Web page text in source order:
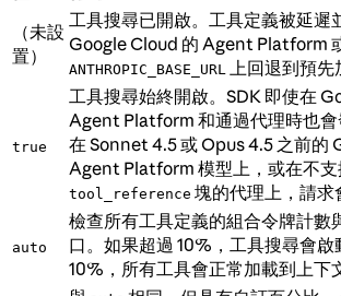
（未設
置）
工具搜尋已開啟。工具定義被延遲
Google Cloud 的 Agent Platform
ANTHROPIC_BASE_URL 上回退到預先
true
工具搜尋始終開啟。SDK 即使在
Agent Platform 和通過代理時也會
在 Sonnet 4.5 或 Opus 4.5 之前的
Agent Platform 模型上，或在不支
tool_reference 塊的代理上，請求
auto
檢查所有工具定義的組合令牌計數
口。如果超過 10%，工具搜尋會
10%，所有工具會正常加載到上下